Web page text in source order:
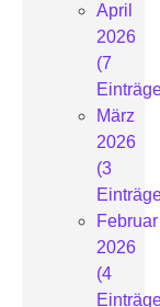
April
2026
(7
März
2026
(3
Februar
2026
(4